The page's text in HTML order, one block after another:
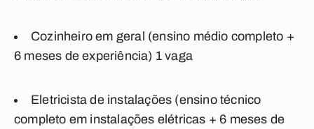
Cozinheiro em geral (ensino médio completo +
6 meses de experiência) 1 vaga
Eletricista de instalações (ensino técnico
completo em instalações elétricas + 6 meses de